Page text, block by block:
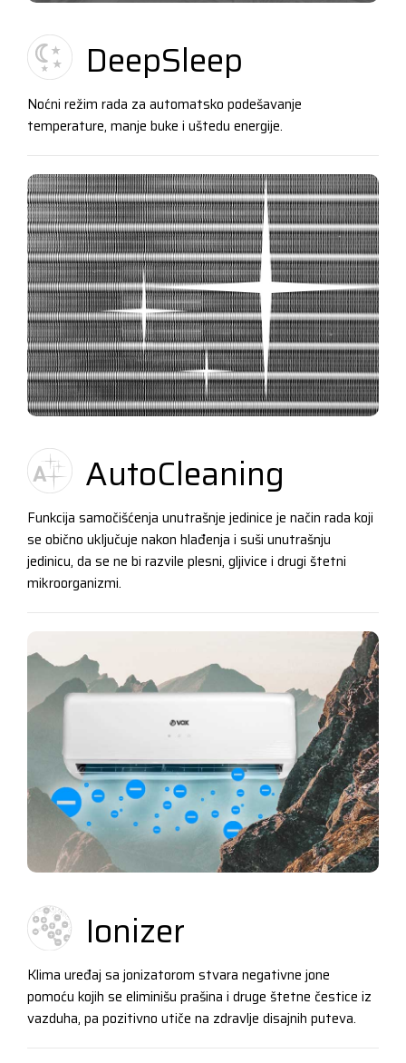
DeepSleep
Noćni režim rada za automatsko podešavanje
temperature, manje buke i uštedu energije.
AutoCleaning
Funkcija samočišćenja unutrašnje jedinice je način rada koji
se obično uključuje nakon hlađenja i suši unutrašnju
jedinicu, da se ne bi razvile plesni, gljivice i drugi štetni
mikroorganizmi.
Ionizer
Klima uređaj sa jonizatorom stvara negativne jone
pomoću kojih se eliminišu prašina i druge štetne čestice iz
vazduha, pa pozitivno utiče na zdravlje disajnih puteva.